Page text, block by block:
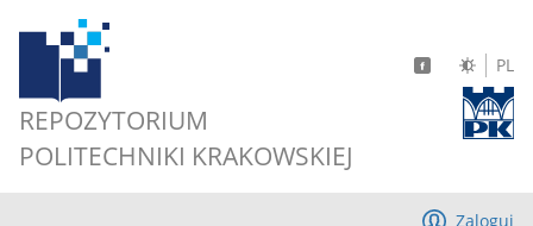
REPOZYTORIUM
POLITECHNIKI KRAKOWSKIEJ
PL
Zaloguj